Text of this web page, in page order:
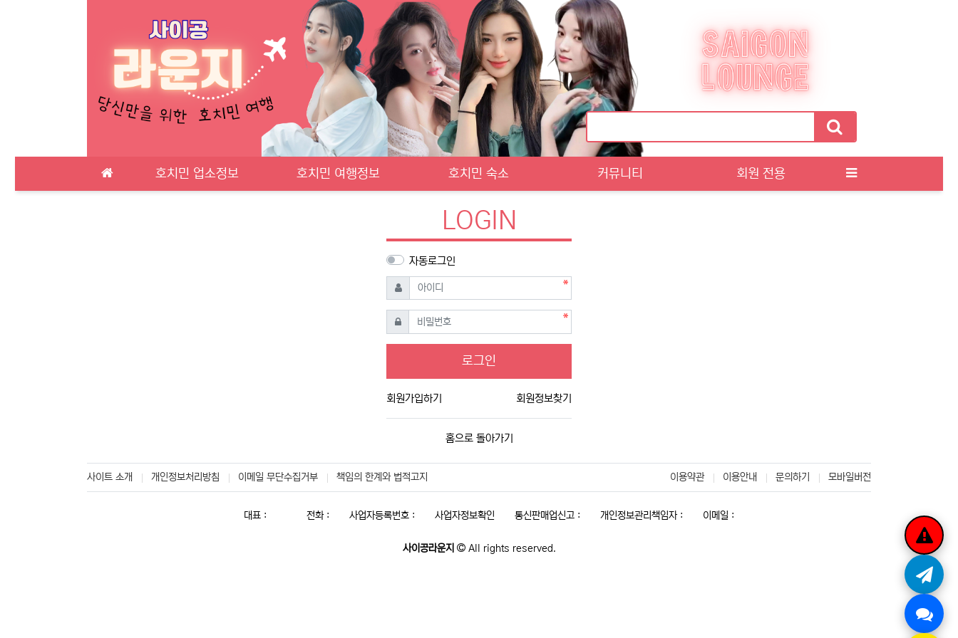
호치민 업소정보 호치민 여행정보 호치민 숙소 커뮤니티 회원 전용
LOGIN
자동로그인
아이디
필수
비밀번호필수
로그인
회원가입하기 회원정보찾기
홈으로 돌아가기
사이트 소개 개인정보처리방침 이메일 무단수집거부 책임의 한계와 법적고지 이용약관 이용안내 문의하기 모바일버전
대표 : 전화 : 사업자등록번호 : 사업자정보확인 통신판매업신고 : 개인정보관리책임자 : 이메일 :
사이공라운지 All rights reserved.